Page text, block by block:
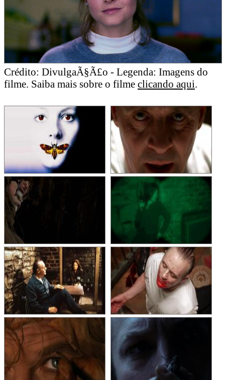
Crédito: DivulgaÃ§Ã£o - Legenda: Imagens do
filme. Saiba mais sobre o filme clicando aqui.